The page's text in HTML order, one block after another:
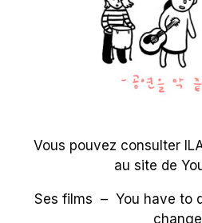
Vous pouvez consulter
au site de
Ses films – You have to